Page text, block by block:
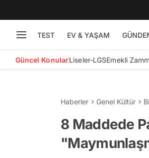
TEST EV & YAŞAM
Güncel KonularLiseler-LGSEmekli
Haberler Genel Kültür
8 Maddede